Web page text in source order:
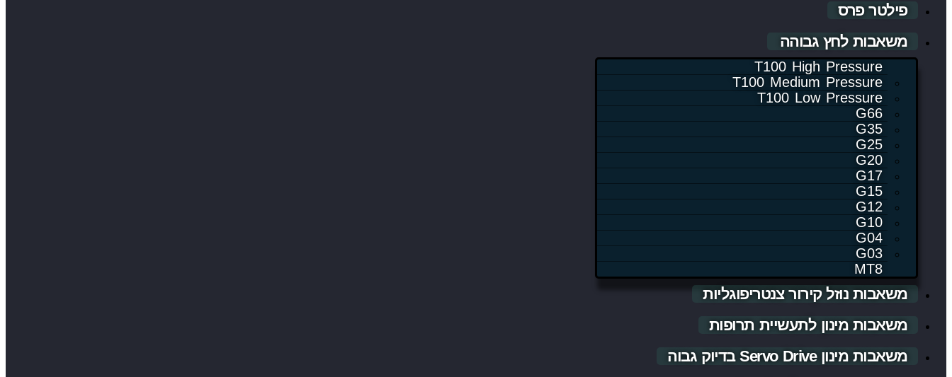
פילטר פרס
משאבות לחץ גבוהה
T100 High Pressure
T100 Medium Pressure
T100 Low Pressure
G66
G35
G25
G20
G17
G15
G12
G10
G04
G03
MT8
משאבות נוזל קירור צנטריפוגליות
משאבות מינון לתעשיית תרופות
משאבות מינון Servo Drive בדיוק גבוה